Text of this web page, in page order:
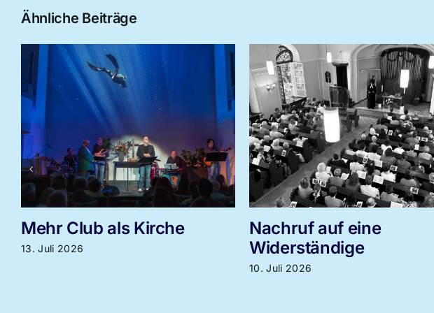
Ähnliche Beiträge
Nachruf auf eine
Widerständige
Thai Soulfood, in Bayern
neu eröffnet
8. Juli 2026